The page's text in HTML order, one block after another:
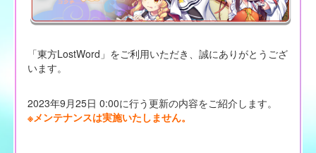
「東方LostWord」をご利用いただき、誠にありがとうござ
います。
2023年9月25日 0:00に行う更新の内容をご紹介します。
※メンテナンスは実施いたしません。